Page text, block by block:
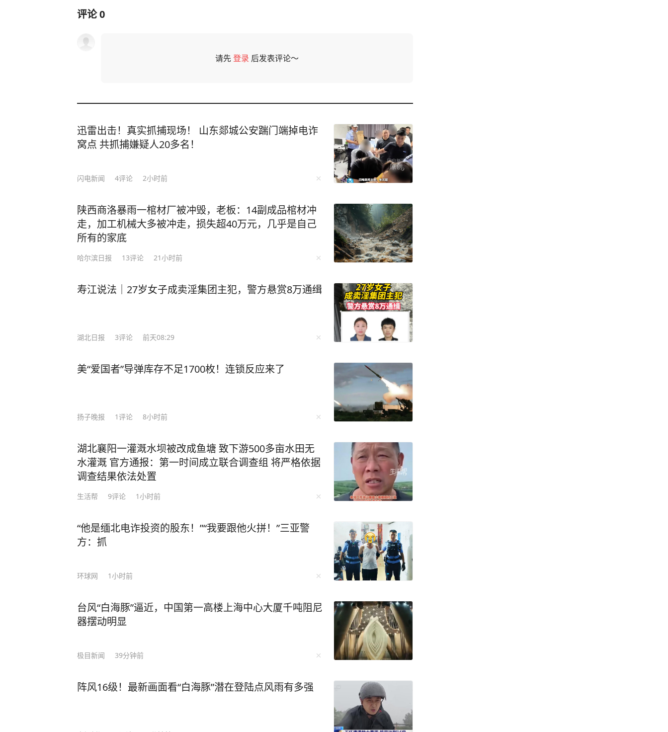
评论0
请先登录 后发表评论～
迅雷出击！真实抓捕现场！ 山东郯城公安踹门端掉电诈
窝点 共抓捕嫌疑人20多名！
闪电新闻 4评论 2小时前
陕西商洛暴雨一棺材厂被冲毁，老板：14副成品棺材冲
走，加工机械大多被冲走，损失超40万元，几乎是自己
所有的家底
哈尔滨日报 13评论 21小时前
寿江说法｜27岁女子成卖淫集团主犯，警方悬赏8万通缉
湖北日报 3评论 前天08:29
美“爱国者”导弹库存不足1700枚！连锁反应来了
扬子晚报 1评论 8小时前
湖北襄阳一灌溉水坝被改成鱼塘 致下游500多亩水田无
水灌溉 官方通报：第一时间成立联合调查组 将严格依据
调查结果依法处置
生活帮 9评论 1小时前
“他是缅北电诈投资的股东！”“我要跟他火拼！”三亚警
方：抓
环球网 1小时前
台风“白海豚”逼近，中国第一高楼上海中心大厦千吨阻尼
器摆动明显
极目新闻 39分钟前
阵风16级！最新画面看“白海豚”潜在登陆点风雨有多强